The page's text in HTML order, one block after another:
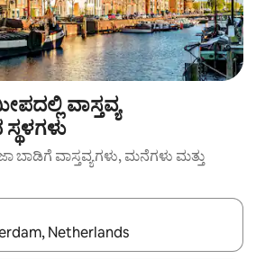
ವಾಸ್ತವ್ಯ
ಬಾಡಿಗೆ ವಾಸ್ತವ್ಯಗಳು, ಮನೆಗಳು ಮತ್ತು
ಅಪ್ ಮತ್ತು ಡೌನ್ ಬಾಣದ ಕೀಲಿಗಳೊಂದಿಗೆ